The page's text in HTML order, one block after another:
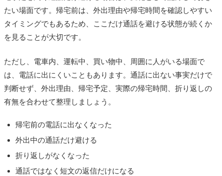
たい場面です。帰宅前は、外出理由や帰宅時間を確認しやすい
タイミングでもあるため、ここだけ通話を避ける状態が続くか
を見ることが大切です。
ただし、電車内、運転中、買い物中、周囲に人がいる場面で
は、電話に出にくいこともあります。通話に出ない事実だけで
判断せず、外出理由、帰宅予定、実際の帰宅時間、折り返しの
有無を合わせて整理しましょう。
帰宅前の電話に出なくなった
外出中の通話だけ避ける
折り返しがなくなった
通話ではなく短文の返信だけになる